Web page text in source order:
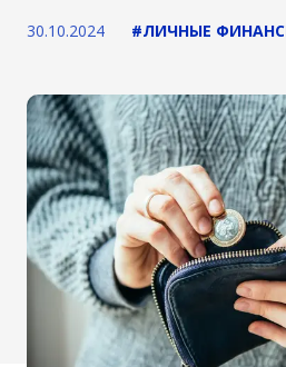
30.10.2024 #ЛИЧНЫЕ